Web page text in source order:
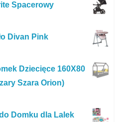
Spacerowy
Divan Pink
Dziecięce 160X80
Szara Orion)
Domku dla Lalek